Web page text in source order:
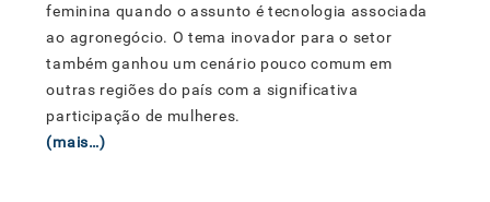
feminina quando o assunto é tecnologia associada
ao agronegócio. O tema inovador para o setor
também ganhou um cenário pouco comum em
outras regiões do país com a significativa
participação de mulheres.
(mais…)